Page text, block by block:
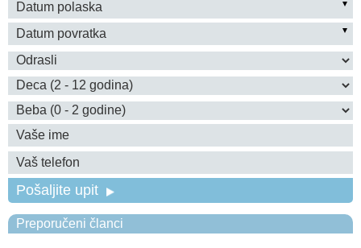
Pošaljite upit
Preporučeni članci